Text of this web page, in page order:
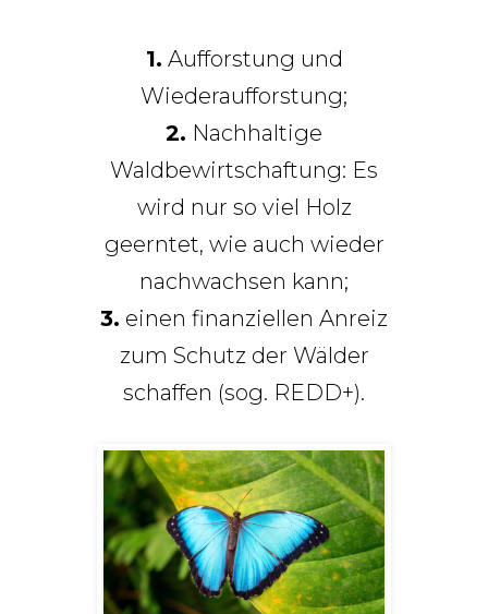
1. Aufforstung und
Wiederaufforstung;
2. Nachhaltige
Waldbewirtschaftung: Es
wird nur so viel Holz
geerntet, wie auch wieder
nachwachsen kann;
3. einen finanziellen Anreiz
zum Schutz der Wälder
schaffen (sog. REDD+).